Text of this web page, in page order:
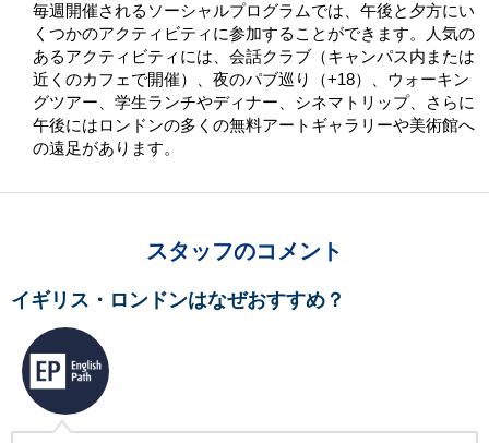
毎週開催されるソーシャルプログラムでは、午後と夕方にい
くつかのアクティビティに参加することができます。人気の
あるアクティビティには、会話クラブ（キャンパス内または
近くのカフェで開催）、夜のパブ巡り（+18）、ウォーキン
グツアー、学生ランチやディナー、シネマトリップ、さらに
午後にはロンドンの多くの無料アートギャラリーや美術館へ
の遠足があります。
スタッフのコメント
イギリス・ロンドンはなぜおすすめ？